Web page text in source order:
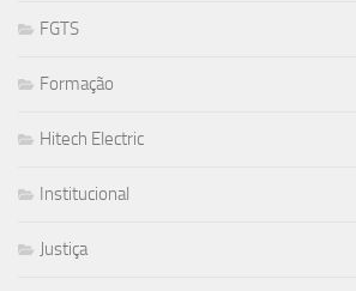
FGTS
Formação
Hitech Electric
Institucional
Justiça